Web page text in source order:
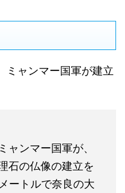
ャンマー国軍が建立
ンマー国軍が、
石の仏像の建立を
ートルで奈良の大